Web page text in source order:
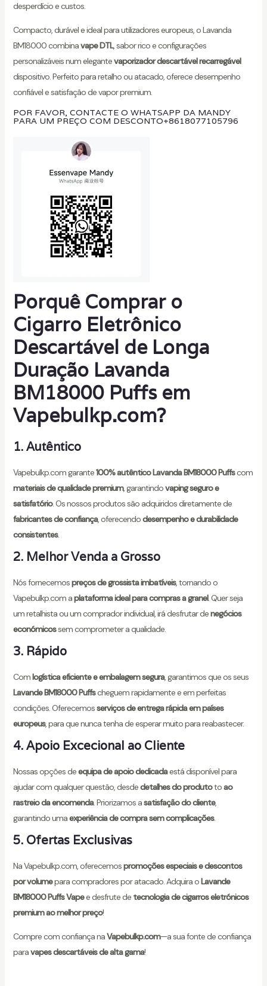
desperdício e custos.
Compacto, durável e ideal para utilizadores europeus, o Lavanda
BM18000 combinavape DTL, sabor rico e configurações
personalizáveis num elegantevaporizador descartável recarregável
dispositivo. Perfeito para retalho ou atacado, oferece desempenho
confiável e satisfação de vapor premium.
POR FAVOR, CONTACTE O WHATSAPP DA MANDY
PARA UM PREÇO COM DESCONTO+8618077105796
Porquê Comprar o
Cigarro Eletrônico
Descartável de Longa
Duração Lavanda
BM18000 Puffs em
Vapebulkp.com?
1. Autêntico
Vapebulkp.com garante100% autêntico Lavanda BM18000 Puffscom
materiais de qualidade premium, garantindovaping seguro e
satisfatório. Os nossos produtos são adquiridos diretamente de
fabricantes de confiança, oferecendodesempenho e durabilidade
consistentes.
2. Melhor Venda a Grosso
Nós fornecemospreços de grossista imbatíveis, tornando o
Vapebulkp.com aplataforma ideal para compras a granel. Quer seja
um retalhista ou um comprador individual, irá desfrutar denegócios
económicossem comprometer a qualidade.
3. Rápido
Comlogística eficiente e embalagem segura, garantimos que os seus
Lavande BM18000 Puffscheguem rapidamente e em perfeitas
condições. Oferecemosserviços de entrega rápida em países
europeus, para que nunca tenha de esperar muito para reabastecer.
4. Apoio Excecional ao Cliente
Nossas opções deequipa de apoio dedicadaestá disponível para
ajudar com qualquer questão, desdedetalhes do produtotoao
rastreio da encomenda. Priorizamos asatisfação do cliente,
garantindo umaexperiência de compra sem complicações.
5. Ofertas Exclusivas
Na Vapebulkp.com, oferecemospromoções especiais e descontos
por volumepara compradores por atacado. Adquira oLavande
BM18000 Puffs Vapee desfrute de tecnologia de cigarros eletrónicos
premium ao melhor preço!
Compre com confiança naVapebulkp.com—a sua fonte de confiança
paravapes descartáveis de alta gama!